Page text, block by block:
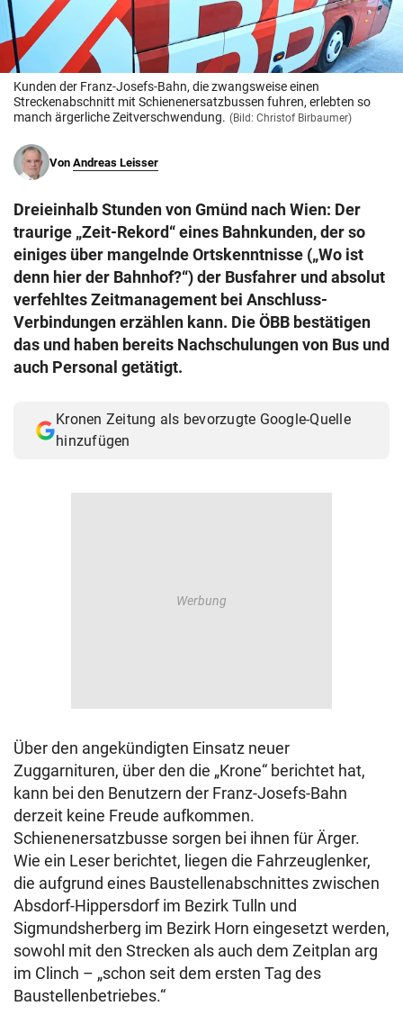
© Krone Multimedia GmbH & Co KG 2026
Muthgasse 2, 1190 Wien
Kunden der Franz-Josefs-Bahn, die zwangsweise einen
Streckenabschnitt mit Schienenersatzbussen fuhren, erlebten so
manch ärgerliche Zeitverschwendung. (Bild: Christof Birbaumer)
Von Andreas Leisser
Dreieinhalb Stunden von Gmünd nach Wien: Der
traurige „Zeit-Rekord“ eines Bahnkunden, der so
einiges über mangelnde Ortskenntnisse („Wo ist
denn hier der Bahnhof?“) der Busfahrer und absolut
verfehltes Zeitmanagement bei Anschluss-
Verbindungen erzählen kann. Die ÖBB bestätigen
das und haben bereits Nachschulungen von Bus und
auch Personal getätigt.
Kronen Zeitung als bevorzugte Google-Quelle
hinzufügen
Über den angekündigten Einsatz neuer
Zuggarnituren, über den die „Krone“ berichtet hat,
kann bei den Benutzern der Franz-Josefs-Bahn
derzeit keine Freude aufkommen.
Schienenersatzbusse sorgen bei ihnen für Ärger.
Wie ein Leser berichtet, liegen die Fahrzeuglenker,
die aufgrund eines Baustellenabschnittes zwischen
Absdorf-Hippersdorf im Bezirk Tulln und
Sigmundsherberg im Bezirk Horn eingesetzt werden,
sowohl mit den Strecken als auch dem Zeitplan arg
im Clinch – „schon seit dem ersten Tag des
Baustellenbetriebes.“